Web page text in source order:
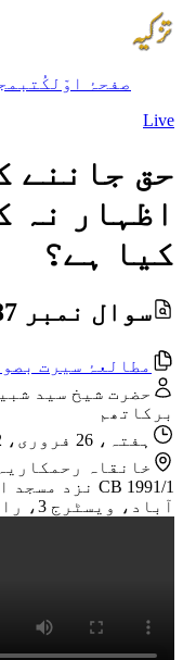
صفحۂ اوّل کُتب
Live
حق جاننے
اظہار نہ
کیا ہے؟
سوال نمبر 687
مطالعۂ سیرت
حضرت شیخ سید
برکاتھم
ہفتہ، 26 فروری، 2022 کو 06:40 AM
خانقاہ
آباد، ویسٹرج 3، راولپنڈی